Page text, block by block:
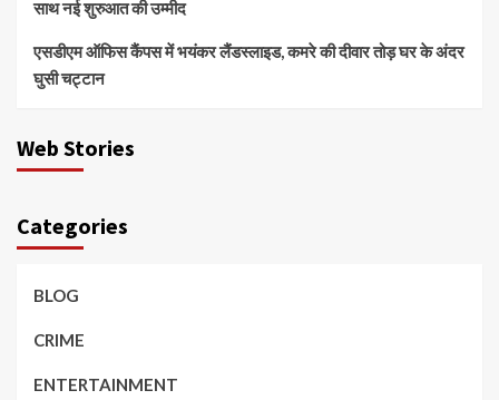
साथ नई शुरुआत की उम्मीद
एसडीएम ऑफिस कैंपस में भयंकर लैंडस्लाइड, कमरे की दीवार तोड़ घर के अंदर
घुसी चट्टान
Web Stories
Categories
BLOG
CRIME
ENTERTAINMENT